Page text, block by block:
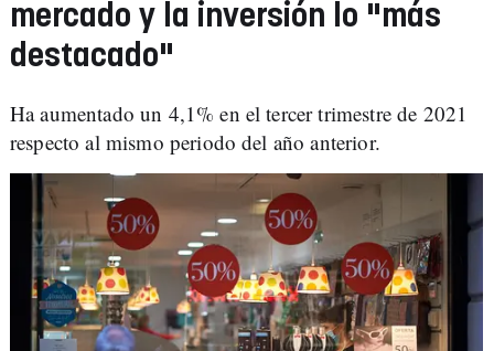
mercado y la inversión lo "más
destacado"
Ha aumentado un 4,1% en el tercer trimestre de 2021
respecto al mismo periodo del año anterior.